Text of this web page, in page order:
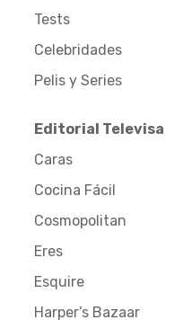
Tests
Celebridades
Pelis y Series
Editorial Televisa
Caras
Cocina Fácil
Cosmopolitan
Eres
Esquire
Harper’s Bazaar